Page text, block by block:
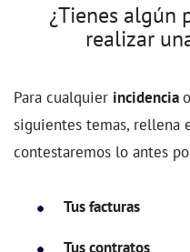
¿Tienes algún
realizar
Para cualquier incidenciao
siguientes temas, rellena
contestaremos lo antes
Tus facturas
Tus contratos